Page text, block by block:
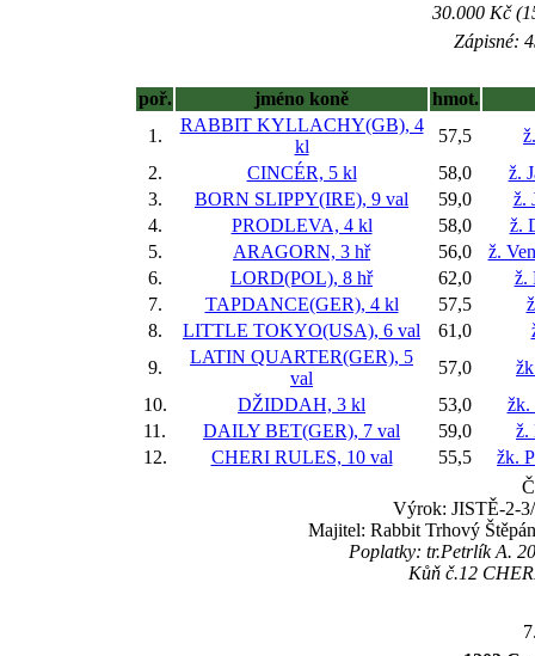
30.000 Kč
Zápisné:
poř. jméno koně
hmot.
1.
RABBIT KYLLACHY(GB), 4
kl
57,5
2.
CINCÉR, 5 kl 58,0
ž.
3.
BORN SLIPPY(IRE), 9 val 59,0
ž.
4.
PRODLEVA, 4 kl 58,0
ž.
5.
ARAGORN, 3 hř 56,0
ž.
6.
LORD(POL), 8 hř 62,0
ž.
7.
TAPDANCE(GER), 4 kl 57,5
8.
LITTLE TOKYO(USA), 6 val 61,0
9.
LATIN QUARTER(GER), 5
val
57,0
10.
DŽIDDAH, 3 kl 53,0
žk.
11.
DAILY BET(GER), 7 val 59,0
ž.
12.
CHERI RULES, 10 val 55,5
žk.
Výrok: JISTĚ-2-
Majitel: Rabbit Trhový
Poplatky: tr.Petrlík A.
Kůň č.12